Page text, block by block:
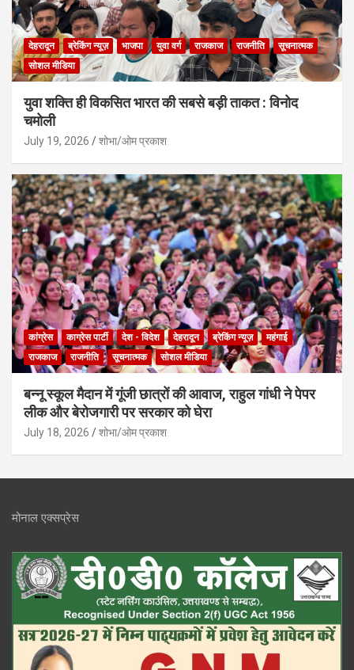
देहरादून ब्रेकिंग न्यूज़ भाजपा युवा वर्ग राजकाज राजनीति
सूचनात्मक
सोशल मीडिया
युवा शक्ति ही विकसित भारत की सबसे बड़ी ताकत : विनोद
चमोली
July 19, 2026 शोभा/ओम प्रकाश
कांग्रेस काग्रेस पार्टी देश - विदेश देहरादून ब्रेकिंग न्यूज़
महंगाई
राजकाज
राजनीति सूचनात्मक सोशल मीडिया
बन्नू स्कूल मैदान में गूंजी छात्रों की आवाज, राहुल गांधी ने पेपर
लीक और बेरोजगारी पर सरकार को घेरा
July 18, 2026 शोभा/ओम प्रकाश
मोनाल एक्सप्रेस